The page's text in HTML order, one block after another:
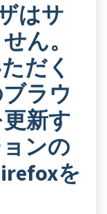
はサ
ん。
だく
ラウ
新す
ンの
を